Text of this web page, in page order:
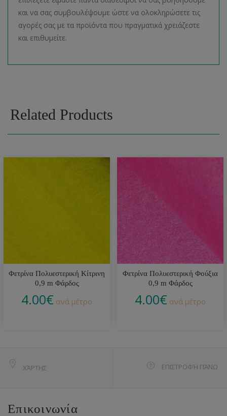
και να σας συμβουλέψουμε ώστε να ολοκληρώσετε τις
αγορές σας με τα προϊόντα που πραγματικά χρειάζεστε
και επιθυμείτε.
Related Products
Φετρίνα Πολυεστερική Κίτρινη
0,9 m Φάρδος
4.00€ ανά μέτρο
Φετρίνα Πολυεστερική Φούξια
0,9 m Φάρδος
4.00€ ανά μέτρο
ΧΆΡΤΗΣ ΕΠΙΣΤΡΟΦΉ ΠΆΝΩ
Επικοινωνία